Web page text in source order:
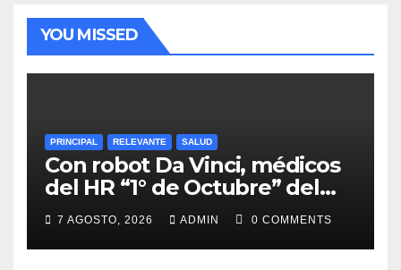
YOU MISSED
PRINCIPAL RELEVANTE SALUD
Con robot Da Vinci, médicos
del HR “1° de Octubre” del
ISSSTE retiran tumor renal a
paciente de 72 años
7 AGOSTO, 2026 ADMIN 0 COMMENTS